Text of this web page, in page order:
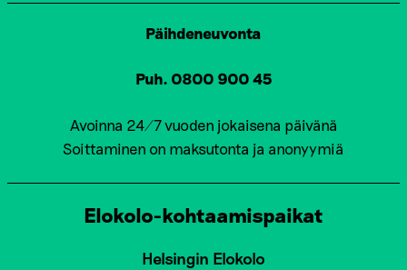
Päihdeneuvonta
Puh. 0800 900 45
Avoinna 24/7 vuoden jokaisena päivänä
Soittaminen on maksutonta ja anonyymiä
Elokolo-kohtaamispaikat
Helsingin Elokolo